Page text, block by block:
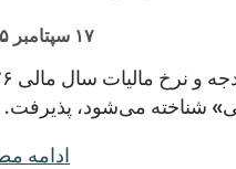
۱۷ سپتامبر ۲۰۲۵
آستین، تگزاس -
ادامه